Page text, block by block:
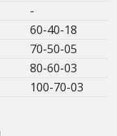
-
60-40-18
70-50-05
80-60-03
100-70-03